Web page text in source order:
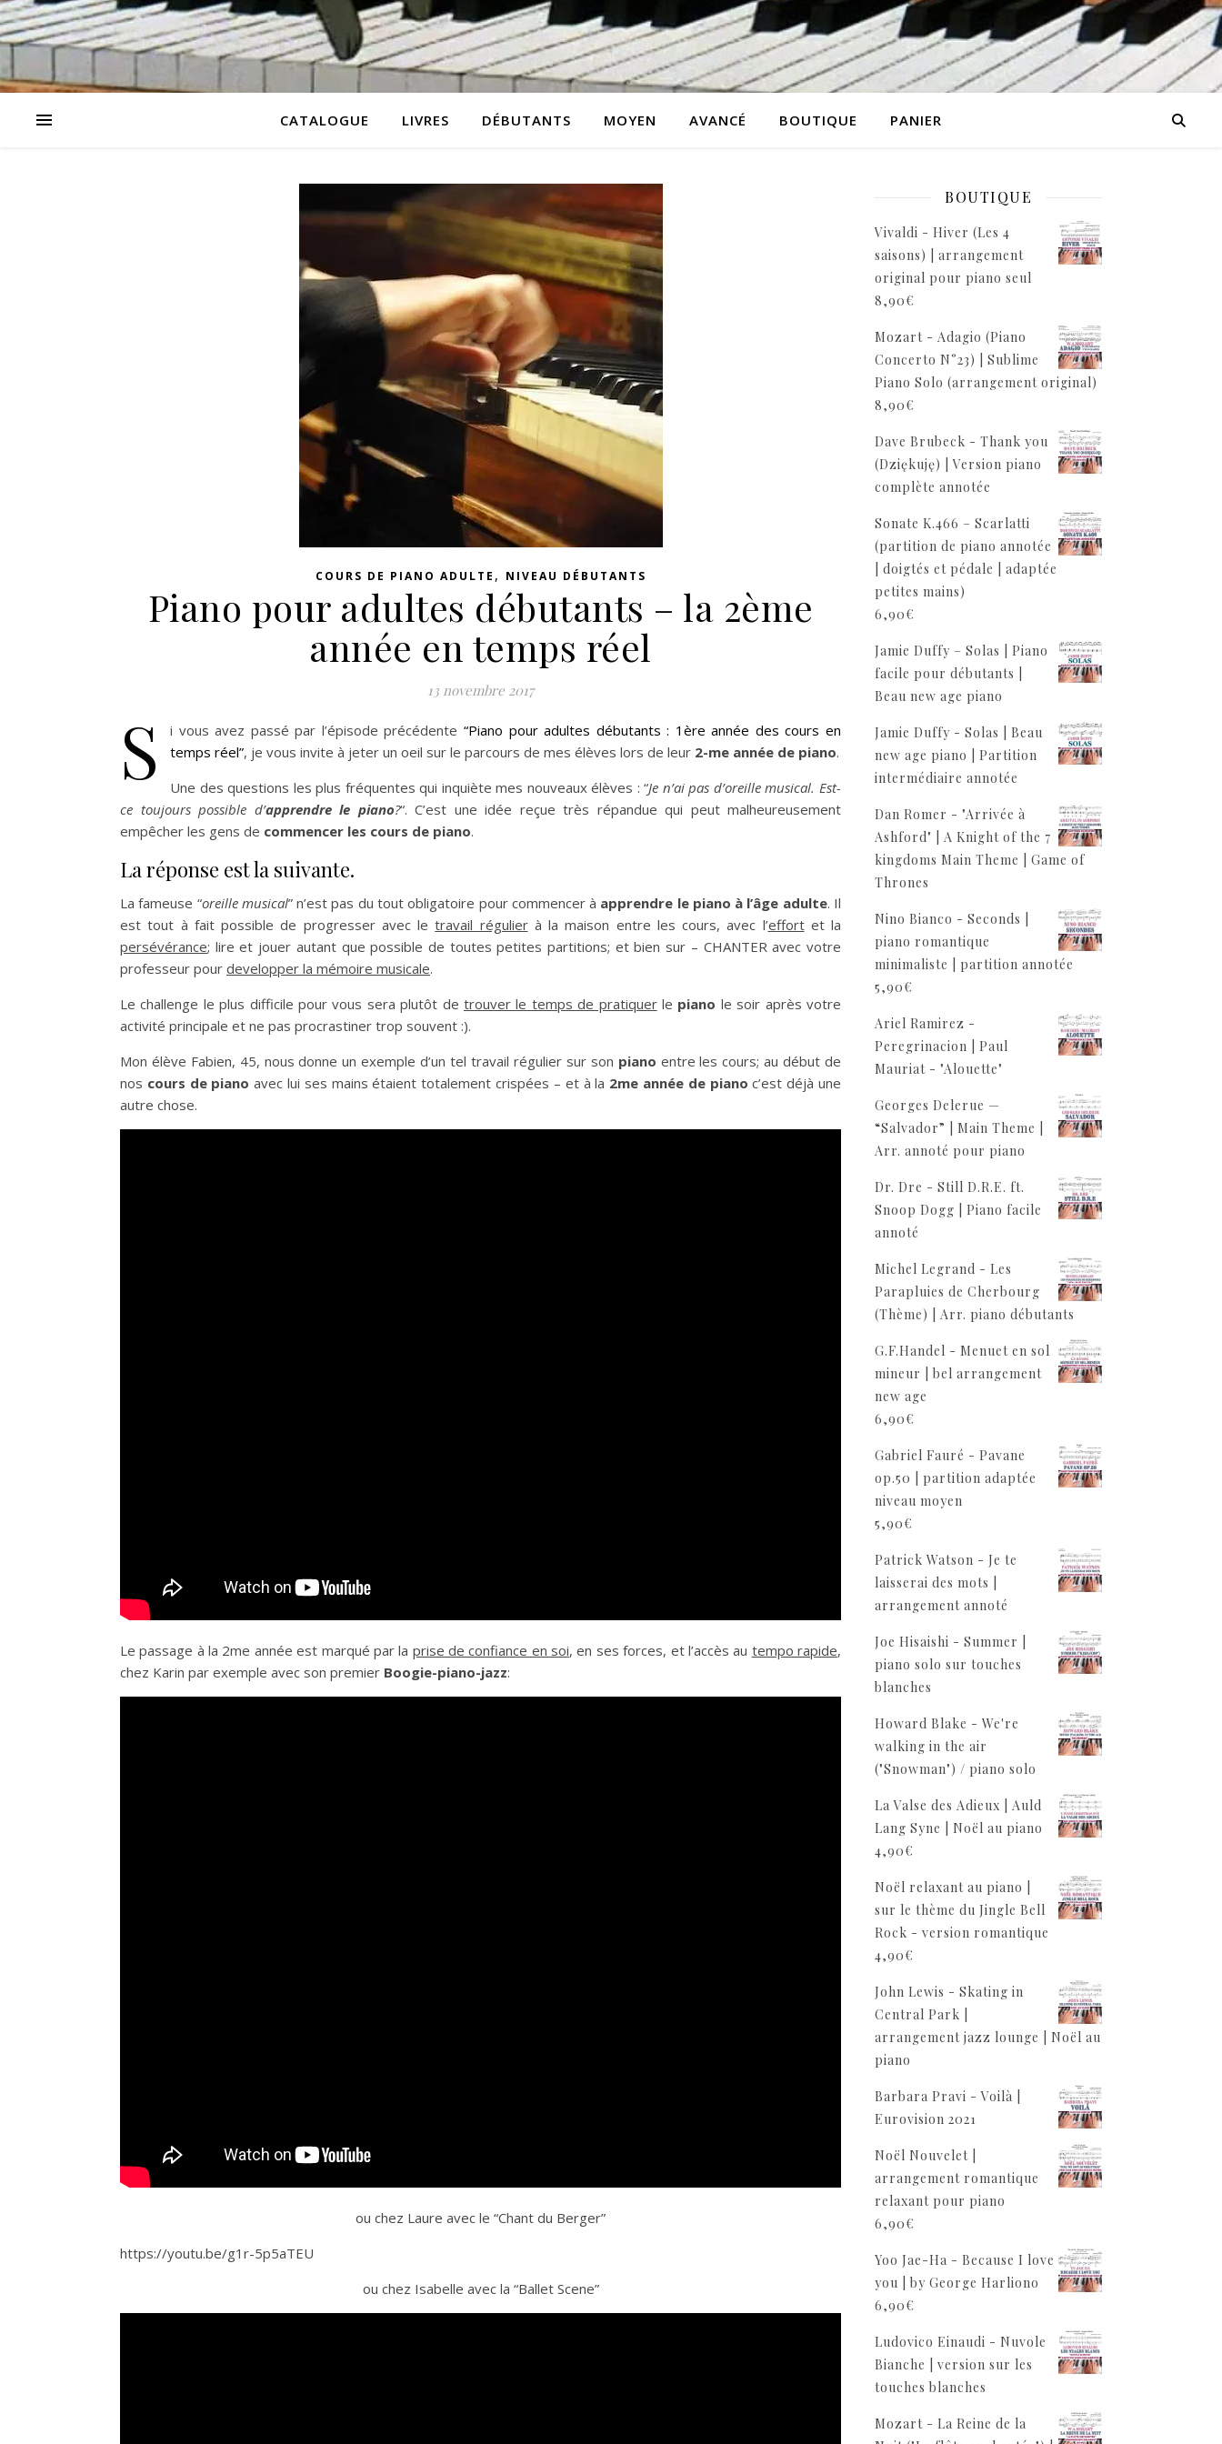
CATALOGUE LIVRES DÉBUTANTS MOYEN AVANCÉ BOUTIQUE PANIER
COURS DE PIANO ADULTE , NIVEAU DÉBUTANTS
Piano pour adultes débutants – la 2ème
année en temps réel
13 novembre 2017
S i vous avez passé par l’épisode précédente “Piano pour adultes débutants : 1ère année des cours en
temps réel”, je vous invite à jeter un oeil sur le parcours de mes élèves lors de leur 2-me année de piano.
Une des questions les plus fréquentes qui inquiète mes nouveaux élèves : “Je n’ai pas d’oreille musical. Est-
ce toujours possible d’apprendre le piano?“. C’est une idée reçue très répandue qui peut malheureusement
empêcher les gens de commencer les cours de piano.
La réponse est la suivante.
La fameuse “oreille musical” n’est pas du tout obligatoire pour commencer à apprendre le piano à l’âge adulte. Il
est tout à fait possible de progresser avec letravail régulierà la maison entre les cours, avec l’effortet la
persévérance; lire et jouer autant que possible de toutes petites partitions; et bien sur – CHANTER avec votre
professeur pour developper la mémoire musicale.
Le challenge le plus difficile pour vous sera plutôt de trouver le temps de pratiquerle piano le soir après votre
activité principale et ne pas procrastiner trop souvent :).
Mon élève Fabien, 45, nous donne un exemple d’un tel travail régulier sur son piano entre les cours; au début de
nos cours de piano avec lui ses mains étaient totalement crispées – et à la 2me année de piano c’est déjà une
autre chose.
Le passage à la 2me année est marqué par la prise de confiance en soi, en ses forces, et l’accès au tempo rapide,
chez Karin par exemple avec son premier Boogie-piano-jazz:
ou chez Laure avec le “Chant du Berger”
https://youtu.be/g1r-5p5aTEU
ou chez Isabelle avec la “Ballet Scene”
BOUTIQUE
Vivaldi - Hiver (Les 4
saisons) | arrangement
original pour piano seul
8,90€
Mozart - Adagio (Piano
Concerto N°23) | Sublime
Piano Solo (arrangement original)
8,90€
Dave Brubeck - Thank you
(Dziękuję) | Version piano
complète annotée
Sonate K.466 – Scarlatti
(partition de piano annotée
| doigtés et pédale | adaptée
petites mains)
6,90€
Jamie Duffy – Solas | Piano
facile pour débutants |
Beau new age piano
Jamie Duffy - Solas | Beau
new age piano | Partition
intermédiaire annotée
Dan Romer - "Arrivée à
Ashford" | A Knight of the 7
kingdoms Main Theme | Game of
Thrones
Nino Bianco - Seconds |
piano romantique
minimaliste | partition annotée
5,90€
Ariel Ramirez -
Peregrinacion | Paul
Mauriat - "Alouette"
Georges Delerue —
“Salvador” | Main Theme |
Arr. annoté pour piano
Dr. Dre - Still D.R.E. ft.
Snoop Dogg | Piano facile
annoté
Michel Legrand - Les
Parapluies de Cherbourg
(Thème) | Arr. piano débutants
G.F.Handel - Menuet en sol
mineur | bel arrangement
new age
6,90€
Gabriel Fauré - Pavane
op.50 | partition adaptée
niveau moyen
5,90€
Patrick Watson - Je te
laisserai des mots |
arrangement annoté
Joe Hisaishi - Summer |
piano solo sur touches
blanches
Howard Blake - We're
walking in the air
("Snowman") / piano solo
La Valse des Adieux | Auld
Lang Syne | Noël au piano
4,90€
Noël relaxant au piano |
sur le thème du Jingle Bell
Rock - version romantique
4,90€
John Lewis - Skating in
Central Park |
arrangement jazz lounge | Noël au
piano
Barbara Pravi - Voilà |
Eurovision 2021
Noël Nouvelet |
arrangement romantique
relaxant pour piano
6,90€
Yoo Jae-Ha - Because I love
you | by George Harliono
6,90€
Ludovico Einaudi - Nuvole
Bianche | version sur les
touches blanches
Mozart - La Reine de la